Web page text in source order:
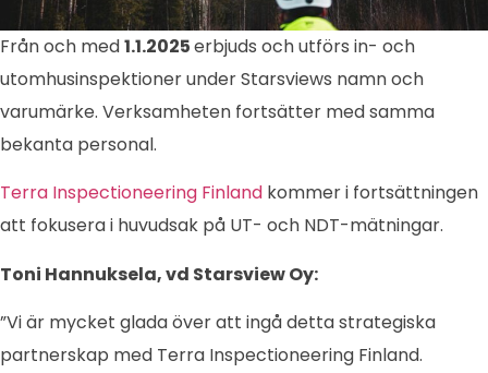
Från och med1.1.2025erbjuds och utförs in- och
utomhusinspektioner under Starsviews namn och
varumärke. Verksamheten fortsätter med samma
bekanta personal.
Terra Inspectioneering Finland kommer i fortsättningen
att fokusera i huvudsak på UT- och NDT-mätningar.
Toni Hannuksela, vd Starsview Oy:
”Vi är mycket glada över att ingå detta strategiska
partnerskap med Terra Inspectioneering Finland.